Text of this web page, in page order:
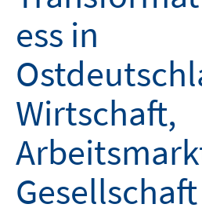
ess in
Wirtschaft,
Gesellschaft